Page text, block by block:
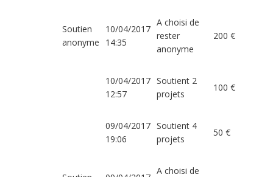
Soutien
anonyme
10/04/2017
14:35
A choisi de
rester
anonyme
200 €
10/04/2017
12:57
Soutient 2
projets
100 €
09/04/2017
19:06
Soutient 4
projets
50 €
A choisi de